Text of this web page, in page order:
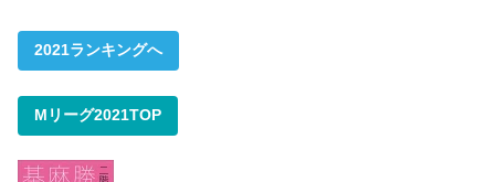
2021ランキングへ
Mリーグ2021TOP